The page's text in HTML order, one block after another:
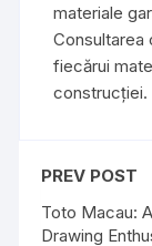
materiale
Consultarea
fiecărui
construcției.
PREV POST
Toto Macau:
Drawing